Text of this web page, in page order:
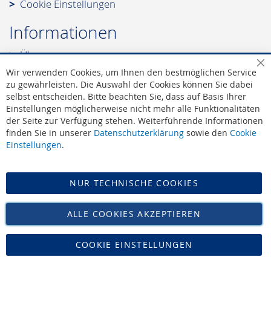
Cookie Einstellungen
Informationen
Über uns
Leonidas - Die Marke
Leonidas - Die Werte
Leonidas - Offizieller Lieferant des Hofes
AGB|Widerruf
Datenschutz
Impressum
Versand
Vertrag widerrufen
Zucker Bücker • Tel: 02421-16468 • Mail: info@leonidas-paradies.de
Wir verwenden Cookies, um Ihnen den bestmöglichen Service
zu gewährleisten. Die Auswahl der Cookies können Sie dabei
selbst entscheiden. Bitte beachten Sie, dass auf Basis Ihrer
Einstellungen möglicherweise nicht mehr alle Funktionalitäten
der Seite zur Verfügung stehen. Weiterführende Informationen
finden Sie in unserer Datenschutzerklärung sowie den Cookie
Einstellungen.
ALLE COOKIES AKZEPTIEREN
COOKIE EINSTELLUNGEN
NUR TECHNISCHE COOKIES